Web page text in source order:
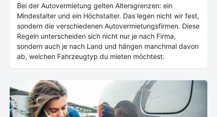
Bei der Autovermietung gelten Altersgrenzen: ein
Mindestalter und ein Höchstalter. Das legen nicht wir fest,
sondern die verschiedenen Autovermietungsfirmen. Diese
Regeln unterscheiden sich nicht nur je nach Firma,
sondern auch je nach Land und hängen manchmal davon
ab, welchen Fahrzeugtyp du mieten möchtest.